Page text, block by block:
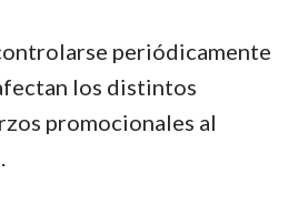
periódicamente
los distintos
promocionales al